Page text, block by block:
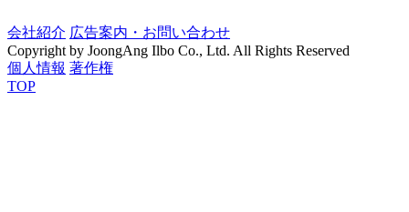
会社紹介 広告案内・お問い合わせ
Copyright by JoongAng Ilbo Co., Ltd. All Rights Reserved
個人情報 著作権
TOP